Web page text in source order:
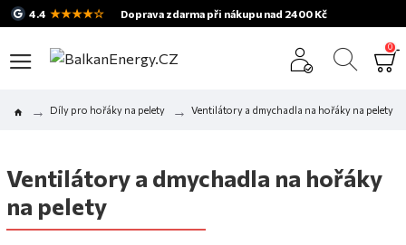
4.4 ★★★★☆ Doprava zdarma při nákupu nad 2400 Kč
0
Díly pro hořáky na pelety Ventilátory a dmychadla na hořáky na pelety
Ventilátory a dmychadla na hořáky
na pelety